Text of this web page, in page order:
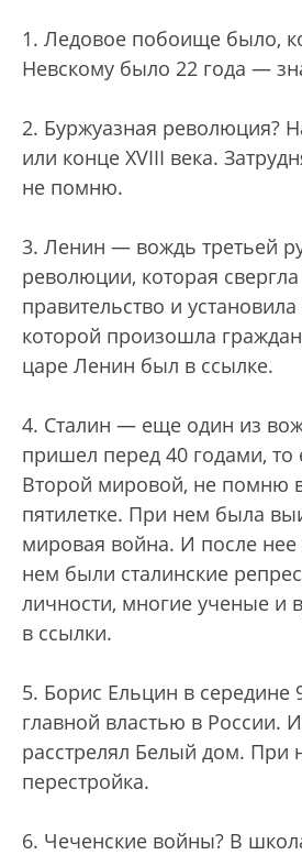
1. Ледовое побоище было,
Невскому было 22 года —
2. Буржуазная революция?
или конце XVIII века.
не помню.
3. Ленин — вождь третьей
революции, которая
правительство и
которой произошла
царе Ленин был в ссылке.
4. Сталин — еще один из
пришел перед 40 годами, то
Второй мировой, не помню
пятилетке. При нем была
мировая война. И после
нем были сталинские
личности, многие ученые и
в ссылки.
5. Борис Ельцин в середине
главной властью в России.
расстрелял Белый дом. При
перестройка.
6. Чеченские войны? В